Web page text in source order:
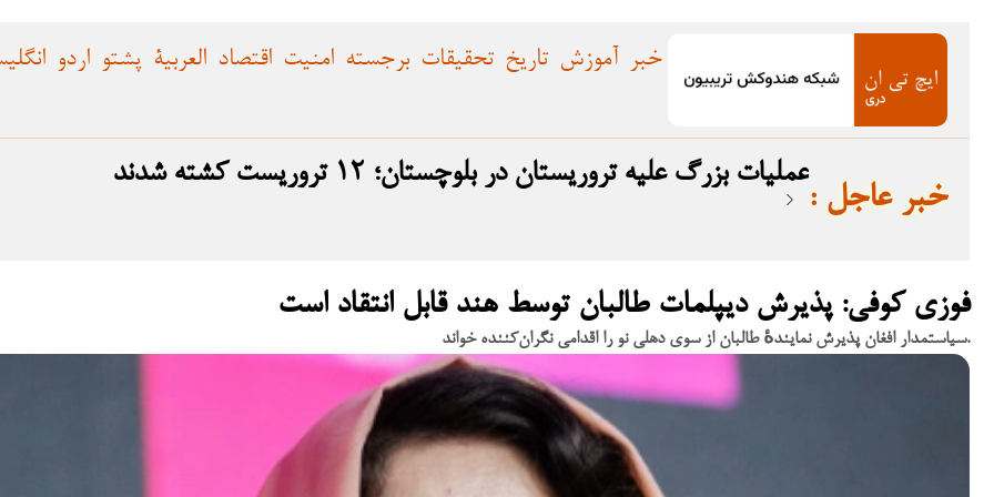
اقتصاد امنیت برجسته تحقیقات تاریخ آموزش خبر اردو پشتو العربية
عملیات بزرگ علیه تروریستان در بلوچستان؛ ۱۲ تروریست کشته شدند
: خبر عاجل
فوزی کوفی: پذیرش دیپلمات طالبان توسط هند قابل انتقاد است
سیاستمدار افغان پذیرش نمایندهٔ طالبان از سوی دهلی نو را اقدامی نگران‌کننده خواند.